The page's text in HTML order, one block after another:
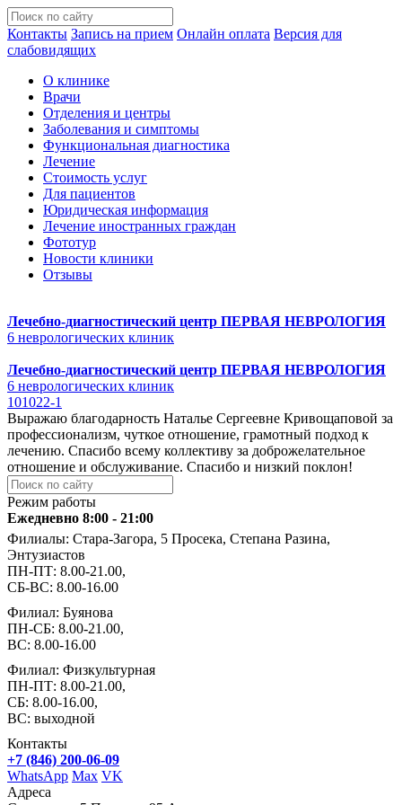
Контакты Запись на прием Онлайн оплата Версия для
слабовидящих
О клинике
Врачи
Отделения и центры
Заболевания и симптомы
Функциональная диагностика
Лечение
Стоимость услуг
Для пациентов
Юридическая информация
Лечение иностранных граждан
Фототур
Новости клиники
Отзывы
Лечебно-диагностический центр ПЕРВАЯ НЕВРОЛОГИЯ
6 неврологических клиник
Лечебно-диагностический центр ПЕРВАЯ НЕВРОЛОГИЯ
6 неврологических клиник
101022-1
Выражаю благодарность Наталье Сергеевне Кривощаповой за
профессионализм, чуткое отношение, грамотный подход к
лечению. Спасибо всему коллективу за доброжелательное
отношение и обслуживание. Спасибо и низкий поклон!
Режим работы
Ежедневно 8:00 - 21:00
Филиалы: Стара-Загора, 5 Просека, Степана Разина,
Энтузиастов
ПН-ПТ: 8.00-21.00,
СБ-ВС: 8.00-16.00
Филиал: Буянова
ПН-СБ: 8.00-21.00,
ВС: 8.00-16.00
Филиал: Физкультурная
ПН-ПТ: 8.00-21.00,
СБ: 8.00-16.00,
ВС: выходной
Контакты
+7 (846) 200-06-09
WhatsApp Max VK
Адреса